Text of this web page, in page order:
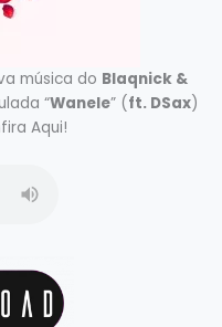
música do Blaqnick &
“Wanele” (ft. DSax)
Aqui!